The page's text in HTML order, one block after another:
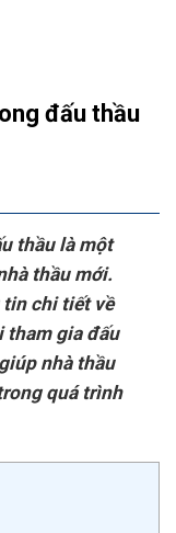
đấu thầu
thầu là một
thầu mới.
tin chi tiết về
tham gia đấu
nhà thầu
quá trình